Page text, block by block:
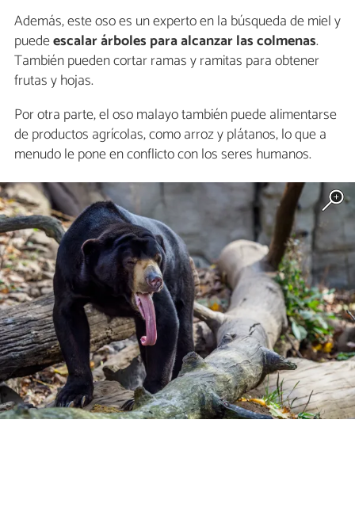
Además, este oso es un experto en la búsqueda de miel y
puedeescalar árboles para alcanzar las colmenas.
También pueden cortar ramas y ramitas para obtener
frutas y hojas.
Por otra parte, el oso malayo también puede alimentarse
de productos agrícolas, como arroz y plátanos, lo que a
menudo le pone en conflicto con los seres humanos.